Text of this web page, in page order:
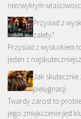
niezwykłym
Przysiad z
zalety?
Przysiad z wyskokiem
jeden z
Jak
pielęgnacji
Twardy zarost to
jego zmiękczenie jest